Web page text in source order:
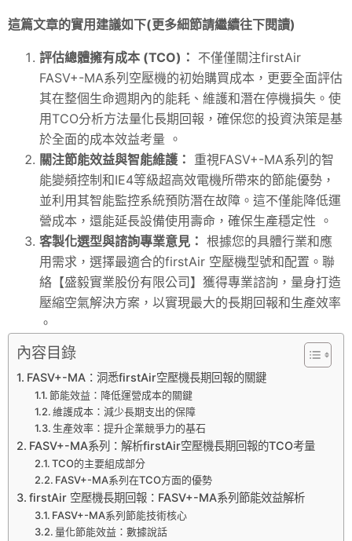
這篇文章的實用建議如下(更多細節請繼續往下閱讀)
評估總體擁有成本 (TCO)： 不僅僅關注firstAir
FASV+-MA系列空壓機的初始購買成本，更要全面評估
其在整個生命週期內的能耗、維護和潛在停機損失。使
用TCO分析方法量化長期回報，確保您的投資決策是基
於全面的成本效益考量 。
關注節能效益與智能維護： 重視FASV+-MA系列的智
能變頻控制和IE4等級超高效電機所帶來的節能優勢，
並利用其智能監控系統預防潛在故障。這不僅能降低運
營成本，還能延長設備使用壽命，確保生產穩定性 。
客製化選型與諮詢專業意見： 根據您的具體行業和應
用需求，選擇最適合的firstAir 空壓機型號和配置。聯
絡【盛毅實業股份有限公司】獲得專業諮詢，量身打造
壓縮空氣解決方案，以實現最大的長期回報和生產效率
。
內容目錄
FASV+-MA：洞悉firstAir空壓機長期回報的關鍵
節能效益：降低運營成本的關鍵
維護成本：減少長期支出的保障
生產效率：提升企業競爭力的基石
FASV+-MA系列：解析firstAir空壓機長期回報的TCO考量
TCO的主要組成部分
FASV+-MA系列在TCO方面的優勢
firstAir 空壓機長期回報：FASV+-MA系列節能效益解析
FASV+-MA系列節能技術核心
量化節能效益：數據說話